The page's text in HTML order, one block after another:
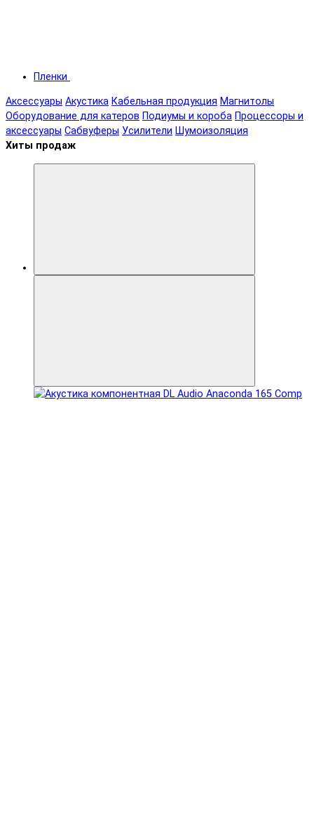
Пленки
Аксессуары Акустика Кабельная продукция Магнитолы
Оборудование для катеров Подиумы и короба Процессоры и
аксессуары Сабвуферы Усилители Шумоизоляция
Хиты продаж